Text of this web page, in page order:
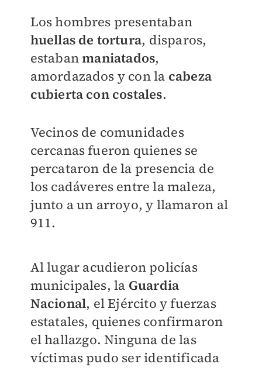
Los hombres presentaban
huellas de tortura, disparos,
estabanmaniatados,
amordazados y con la cabeza
cubierta con costales.
Vecinos de comunidades
cercanas fueron quienes se
percataron de la presencia de
los cadáveres entre la maleza,
junto a un arroyo, y llamaron al
911.
Al lugar acudieron policías
municipales, la Guardia
Nacional, el Ejército y fuerzas
estatales, quienes confirmaron
el hallazgo. Ninguna de las
víctimas pudo ser identificada